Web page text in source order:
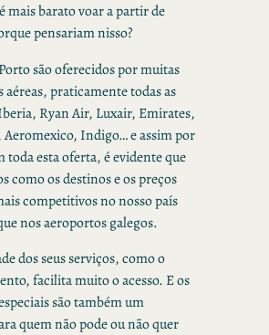
mais barato voar a partir de
pensariam nisso?
são oferecidos por muitas
aéreas, praticamente todas as
Ryan Air, Luxair, Emirates,
Aeromexico, Indigo… e assim por
toda esta oferta, é evidente que
como os destinos e os preços
competitivos no nosso país
nos aeroportos galegos.
dos seus serviços, como o
facilita muito o acesso. E os
são também um
quem não pode ou não quer